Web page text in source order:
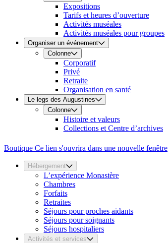
Expositions
Tarifs et heures d’ouverture
Activités muséales
Activités muséales pour groupes
Organiser un événement
Colonne
Corporatif
Privé
Retraite
Organisation en santé
Le legs des Augustines
Colonne
Histoire et valeurs
Collections et Centre d’archives
Boutique Ce lien s'ouvrira dans une nouvelle fenêtre
Hébergement
L’expérience Monastère
Chambres
Forfaits
Retraites
Séjours pour proches aidants
Séjours pour soignants
Séjours hospitaliers
Activités et services